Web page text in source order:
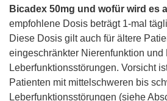
Bicadex 50mg und wofür wird es
empfohlene Dosis beträgt 1-mal
Diese Dosis gilt auch für ältere
eingeschränkter Nierenfunktion und
Leberfunktionsstörungen. Vorsicht
Patienten mit mittelschweren bis
Leberfunktionsstörungen (siehe